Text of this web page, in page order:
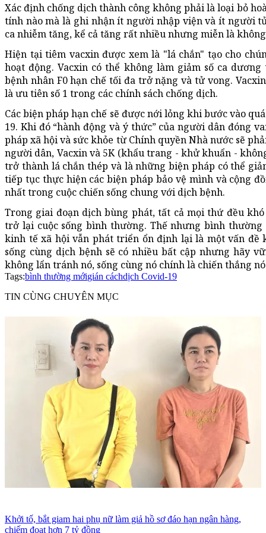
Xác định chống dịch thành công không phải là loại bỏ
tính nào mà là ghi nhận ít người nhập viện và ít người
ca nhiễm tăng, kể cả tăng rất nhiều nhưng miễn là
Hiện tại tiêm vacxin được xem là "lá chắn" tạo cho
hoạt động. Vacxin có thể không làm giảm số ca
bệnh nhân F0 hạn chế tối đa trở nặng và tử vong.
là ưu tiên số 1 trong các chính sách chống dịch.
Các biện pháp hạn chế sẽ được nới lỏng khi bước vào
19. Khi đó “hành động và ý thức” của người dân đóng
pháp xã hội và sức khỏe từ Chính quyền Nhà nước sẽ
người dân, Vacxin và 5K (khẩu trang - khử khuẩn -
trở thành lá chắn thép và là những biện pháp có thể
tiếp tục thực hiện các biện pháp bảo vệ mình và cộng
nhất trong cuộc chiến sống chung với dịch bệnh.
Trong giai đoạn dịch bùng phát, tất cả mọi thứ đều
trở lại cuộc sống bình thường. Thế nhưng bình
kinh tế xã hội vẫn phát triển ổn định lại là một vấn đề
sống cùng dịch bệnh sẽ có nhiều bất cập nhưng hãy
không lẩn tránh nó, sống cùng nó chính là chiến thắng
Tags:bình thường mớigián cáchdịch Covid-19
TIN CÙNG CHUYÊN MỤC
Khởi tố, bắt giam hai phụ nữ làm giả hồ sơ đáo hạn ngân hàng,
chiếm đoạt hơn 7 tỷ đồng